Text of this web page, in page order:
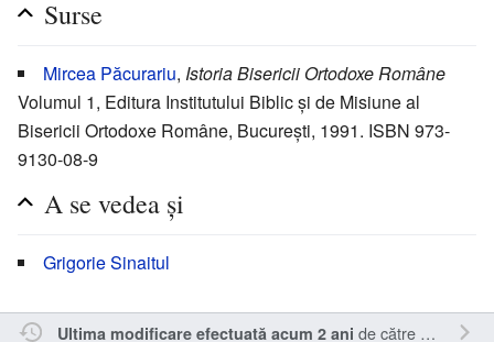
Surse
Mircea Păcurariu, Istoria Bisericii Ortodoxe Române
Volumul 1, Editura Institutului Biblic și de Misiune al
Bisericii Ortodoxe Române, București, 1991. ISBN 973-
9130-08-9
A se vedea și
Grigorie Sinaitul
Ultima modificare efectuată acum 2 ani de către RappY.